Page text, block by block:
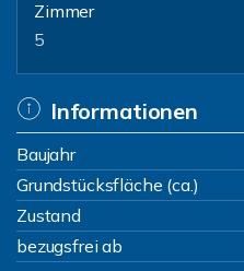
Zimmer
5
Informationen
Baujahr
Grundstücksfläche (ca.)
Zustand
bezugsfrei ab